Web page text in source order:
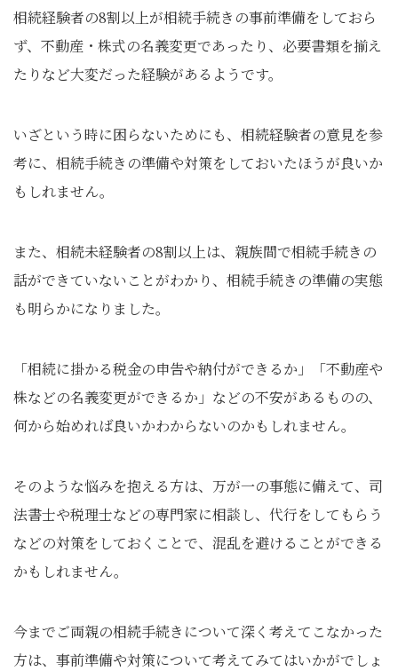
相続経験者の8割以上が相続手続きの事前準備をしておら
ず、不動産・株式の名義変更であったり、必要書類を揃え
たりなど大変だった経験があるようです。
いざという時に困らないためにも、相続経験者の意見を参
考に、相続手続きの準備や対策をしておいたほうが良いか
もしれません。
また、相続未経験者の8割以上は、親族間で相続手続きの
話ができていないことがわかり、相続手続きの準備の実態
も明らかになりました。
「相続に掛かる税金の申告や納付ができるか」「不動産や
株などの名義変更ができるか」などの不安があるものの、
何から始めれば良いかわからないのかもしれません。
そのような悩みを抱える方は、万が一の事態に備えて、司
法書士や税理士などの専門家に相談し、代行をしてもらう
などの対策をしておくことで、混乱を避けることができる
かもしれません。
今までご両親の相続手続きについて深く考えてこなかった
方は、事前準備や対策について考えてみてはいかがでしょ